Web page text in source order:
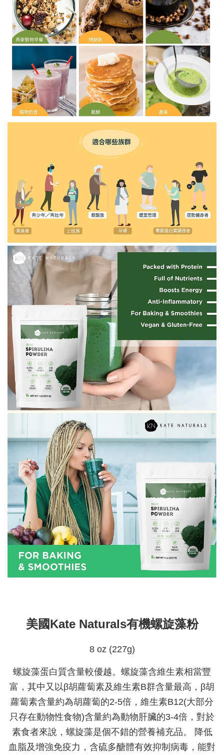
美國Kate Naturals有機螺旋藻粉
8 oz (227g)
螺旋藻蛋白質含量較優越。螺旋藻含維生素相當豐
富，其中又以β胡蘿蔔素及維生素B群含量最高，β胡
蘿蔔素含量約為胡蘿蔔的2-5倍，維生素B12(大部分
只存在動物性食物)含量約為動物肝臟的3-4倍，對於
素食者來說，螺旋藻是個不錯的營養補充品。 降低
血脂及增強免疫力，含硫多醣體有效抑制病毒，能對